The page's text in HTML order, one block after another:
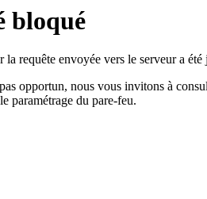
bloqué
requête envoyée vers le serveur a été
opportun, nous vous invitons à
paramétrage du pare-feu.